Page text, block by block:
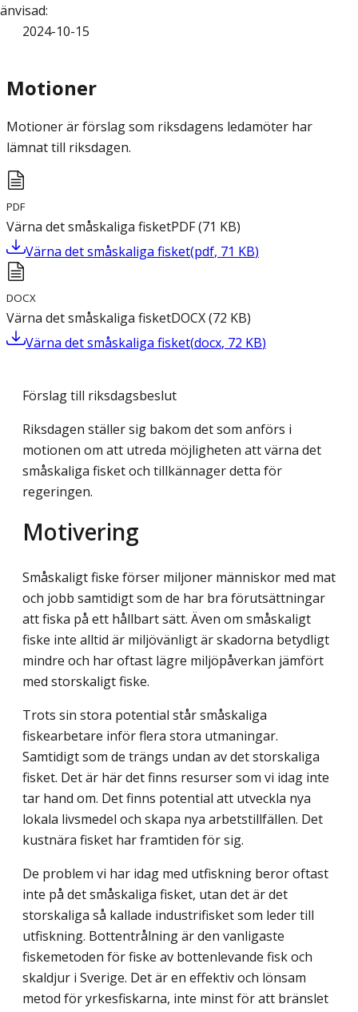
:
2024-10-15
Motioner
Motioner är förslag som riksdagens ledamöter har
lämnat till riksdagen.
PDF
Värna det småskaliga fisketPDF(71 KB)
Värna det småskaliga fisket(pdf, 71 KB)
DOCX
Värna det småskaliga fisketDOCX(72 KB)
Värna det småskaliga fisket(docx, 72 KB)
Förslag till riksdagsbeslut
Riksdagen ställer sig bakom det som anförs i
motionen om att utreda möjligheten att värna det
småskaliga fisket och tillkännager detta för
regeringen.
Motivering
Småskaligt fiske förser miljoner människor med mat
och jobb samtidigt som de har bra förutsättningar
att fiska på ett hållbart sätt. Även om småskaligt
fiske inte alltid är miljö­vänligt är skadorna betydligt
mindre och har oftast lägre miljöpåverkan jämfört
med storskaligt fiske.
Trots sin stora potential står småskaliga
fiskearbetare inför flera stora utmaningar.
Samtidigt som de trängs undan av det storskaliga
fisket. Det är här det finns resurser som vi idag inte
tar hand om. Det finns potential att utveckla nya
lokala livsmedel och skapa nya arbetstillfällen. Det
kustnära fisket har framtiden för sig.
De problem vi har idag med utfiskning beror oftast
inte på det småskaliga fisket, utan det är det
storskaliga så kallade industrifisket som leder till
utfiskning. Bottentrålning är den vanligaste
fiskemetoden för fiske av bottenlevande fisk och
skaldjur i Sverige. Det är en effektiv och lönsam
metod för yrkesfiskarna, inte minst för att bränslet